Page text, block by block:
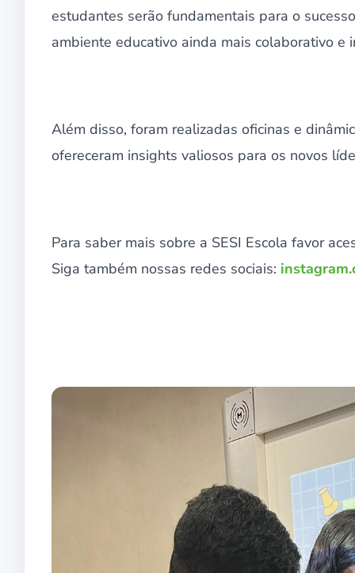
estudantes serão fundamentais para o
ambiente educativo ainda mais colaborativo e
Além disso, foram realizadas oficinas e
ofereceram insights valiosos para os novos
Para saber mais sobre a SESI Escola favor
Siga também nossas redes sociais: